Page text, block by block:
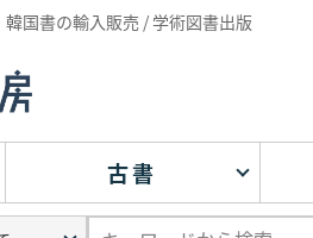
国書の輸入販売 / 学術図書出版
古書